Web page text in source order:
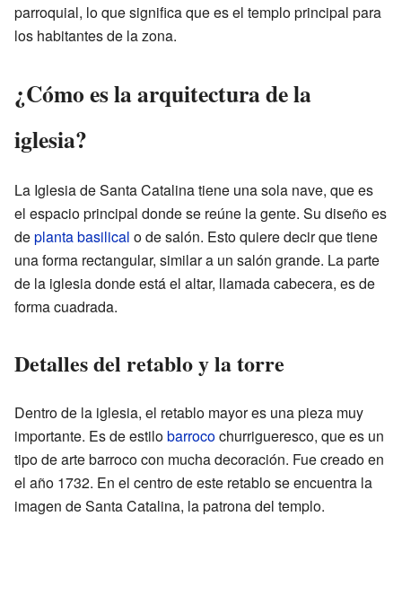
parroquial, lo que significa que es el templo principal para
los habitantes de la zona.
¿Cómo es la arquitectura de la
iglesia?
La Iglesia de Santa Catalina tiene una sola nave, que es
el espacio principal donde se reúne la gente. Su diseño es
deplanta basilical o de salón. Esto quiere decir que tiene
una forma rectangular, similar a un salón grande. La parte
de la iglesia donde está el altar, llamada cabecera, es de
forma cuadrada.
Detalles del retablo y la torre
Dentro de la iglesia, el retablo mayor es una pieza muy
importante. Es de estilobarrocochurrigueresco, que es un
tipo de arte barroco con mucha decoración. Fue creado en
el año 1732. En el centro de este retablo se encuentra la
imagen de Santa Catalina, la patrona del templo.